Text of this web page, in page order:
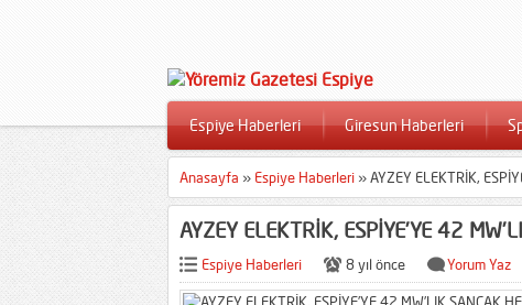
Espiye Haberleri Giresun Haberleri
Anasayfa » Espiye Haberleri »AYZEY ELEKTRİK,
AYZEY ELEKTRİK, ESPİYE’YE 42
Espiye Haberleri 8 yıl önce Yorum Yaz